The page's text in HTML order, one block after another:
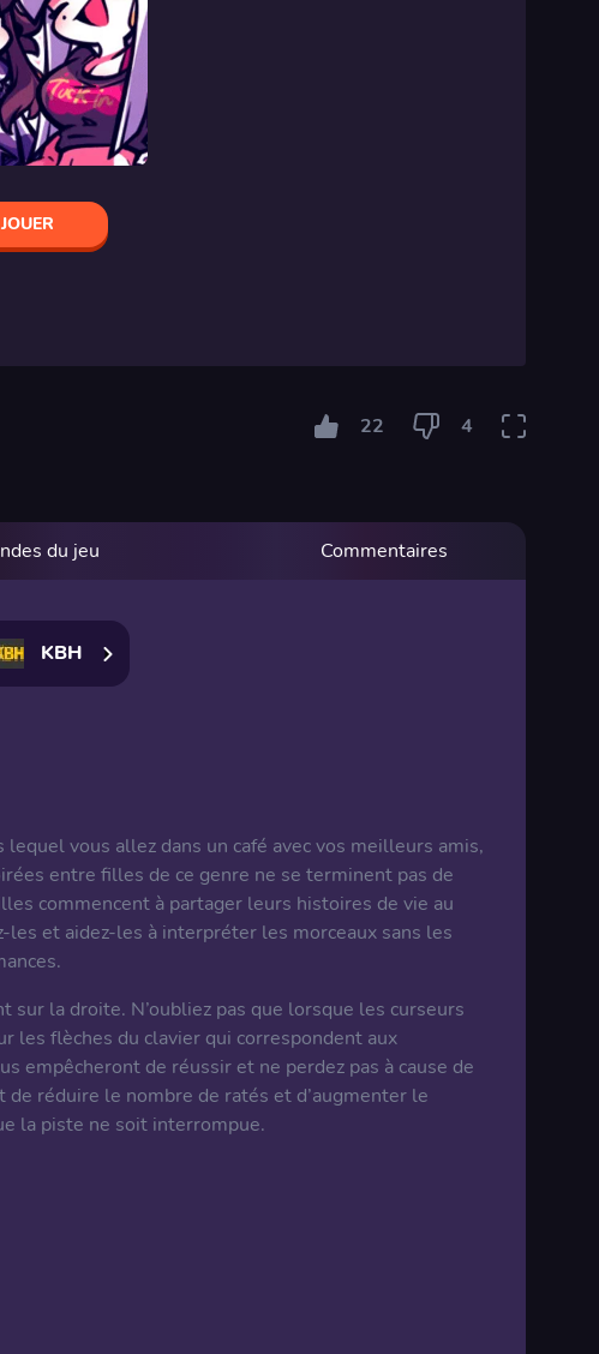
JOUER
22 4
du jeu Commentaires
KBH
lequel vous allez dans un café avec vos meilleurs amis,
entre filles de ce genre ne se terminent pas de
commencent à partager leurs histoires de vie au
et aidez-les à interpréter les morceaux sans les
la droite. N’oubliez pas que lorsque les curseurs
les flèches du clavier qui correspondent aux
empêcheront de réussir et ne perdez pas à cause de
réduire le nombre de ratés et d’augmenter le
la piste ne soit interrompue.